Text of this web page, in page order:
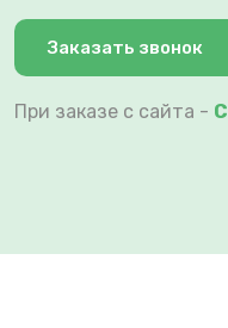
Заказать звонок
При заказе с сайта -